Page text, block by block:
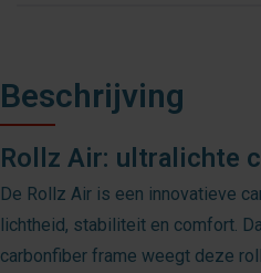
Beschrijving
Rollz Air: ultralichte
De Rollz Air is een innovatieve
lichtheid, stabiliteit en comfort.
carbonfiber frame weegt deze